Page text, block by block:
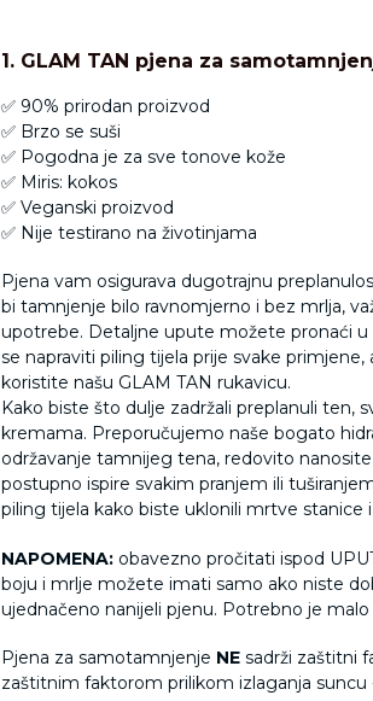
1. GLAM TAN pjena za
✅ 90% prirodan proizvod
✅ Brzo se suši
✅ Pogodna je za sve tonove kože
✅ Miris: kokos
✅ Veganski proizvod
✅ Nije testirano na životinjama
Pjena vam osigurava dugotrajnu
bi tamnjenje bilo ravnomjerno i bez mrlja,
upotrebe. Detaljne upute možete pronaći
se napraviti piling tijela prije svake
koristite našu GLAM TAN rukavicu.
Kako biste što dulje zadržali preplanuli
kremama. Preporučujemo naše bogato
održavanje tamnijeg tena, redovito
postupno ispire svakim pranjem ili
piling tijela kako biste uklonili mrtve stanice
NAPOMENA: obavezno pročitati ispod
boju i mrlje možete imati samo ako niste
ujednačeno nanijeli pjenu. Potrebno je malo
Pjena za samotamnjenje NE sadrži zaštitni
zaštitnim faktorom prilikom izlaganja suncu